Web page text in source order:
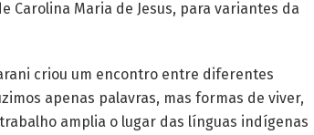
Carolina Maria de Jesus, para variantes da
criou um encontro entre diferentes
apenas palavras, mas formas de viver,
amplia o lugar das línguas indígenas